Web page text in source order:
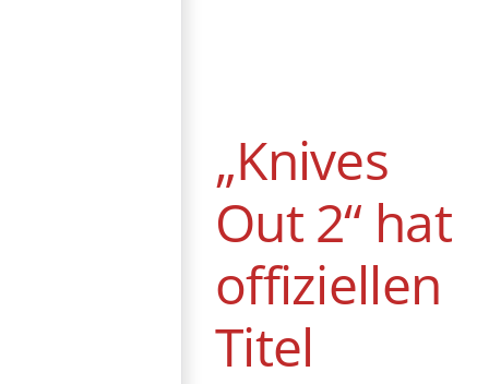
„Knives
Out 2“ hat
offiziellen
Titel